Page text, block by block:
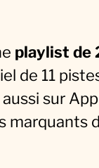
playlist de
de 11
sur
marquants